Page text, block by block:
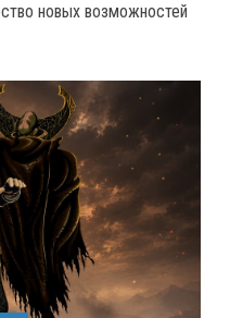
новых возможностей